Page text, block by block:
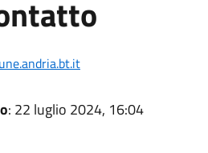
: 22 luglio 2024, 16:04